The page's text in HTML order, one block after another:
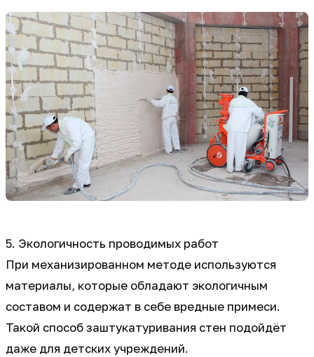
5. Экологичность проводимых работ
При механизированном методе используются
материалы, которые обладают экологичным
составом и содержат в себе вредные примеси.
Такой способ заштукатуривания стен подойдёт
даже для детских учреждений.